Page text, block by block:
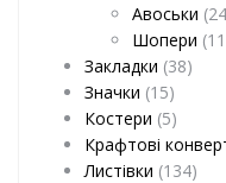
Авоськи
Шопери
Закладки (38)
Значки (15)
Костери (5)
Крафтові
Листівки (134)